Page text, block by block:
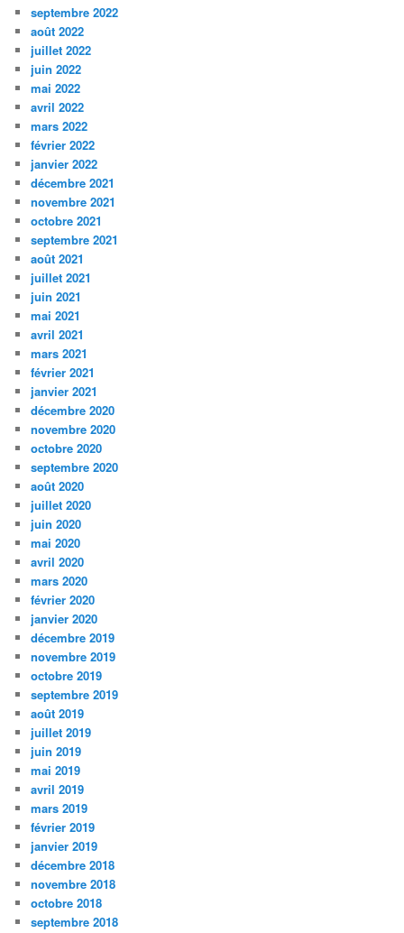
septembre 2022
août 2022
juillet 2022
juin 2022
mai 2022
avril 2022
mars 2022
février 2022
janvier 2022
décembre 2021
novembre 2021
octobre 2021
septembre 2021
août 2021
juillet 2021
juin 2021
mai 2021
avril 2021
mars 2021
février 2021
janvier 2021
décembre 2020
novembre 2020
octobre 2020
septembre 2020
août 2020
juillet 2020
juin 2020
mai 2020
avril 2020
mars 2020
février 2020
janvier 2020
décembre 2019
novembre 2019
octobre 2019
septembre 2019
août 2019
juillet 2019
juin 2019
mai 2019
avril 2019
mars 2019
février 2019
janvier 2019
décembre 2018
novembre 2018
octobre 2018
septembre 2018